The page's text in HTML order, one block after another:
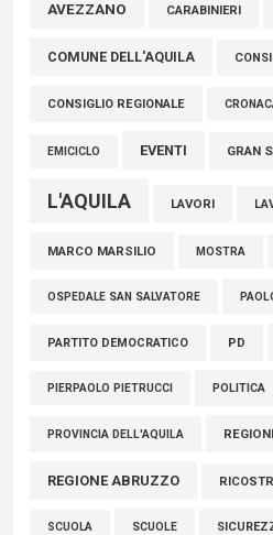
Marcinelle, Verrecchia (FdI): "Un
connazionali tra cui molti
06 Agosto 2026
AVEZZANO CARABINIERI
COMUNE DELL'AQUILA
CONSIGLIO REGIONALE
EMICICLO EVENTI GRAN
L'AQUILA LAVORI
MARCO MARSILIO MOSTRA
OSPEDALE SAN SALVATORE
PARTITO DEMOCRATICO PD
PIERPAOLO PIETRUCCI POLITICA
PROVINCIA DELL'AQUILA
REGIONE ABRUZZO
SCUOLA SCUOLE